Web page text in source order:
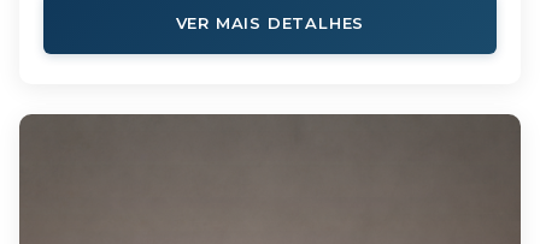
VER MAIS DETALHES